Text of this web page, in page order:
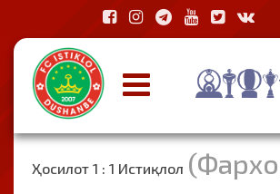
Ҳосилот 1 : 1 Истиқлол